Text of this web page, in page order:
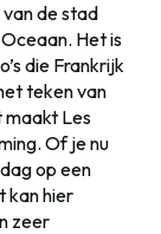
de stad
Het is
die Frankrijk
teken van
maakt Les
Of je nu
op een
kan hier
zeer